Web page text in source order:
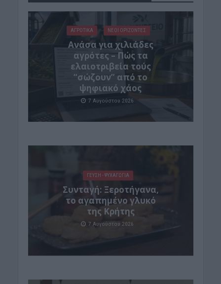
ΑΓΡΟΤΙΚΑ ΝΕΟΙ ΟΡΙΖΟΝΤΕΣ
Ανάσα για χιλιάδες
αγρότες – Πώς τα
ελαιοτριβεία τούς
“σώζουν” από το
ψηφιακό χάος
7 Αυγούστου 2026
ΓΕΎΣΗ - ΨΥΧΑΓΩΓΊΑ
Συνταγή: Ξεροτήγανα,
το αγαπημένο γλυκό
της Κρήτης
7 Αυγούστου 2026